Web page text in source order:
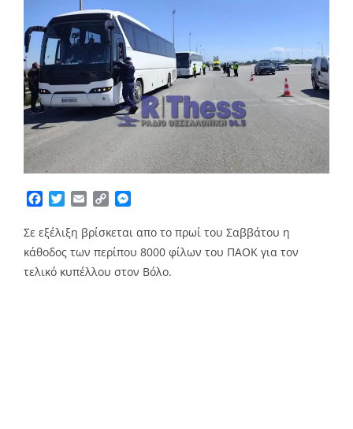
Facebook
TwitterEmailCopy
Σε εξέλιξη βρίσκεται απο το πρωί του Σαββάτου η
κάθοδος των περίπου 8000 φίλων του ΠΑΟΚ για τον
τελικό κυπέλλου στον Βόλο.